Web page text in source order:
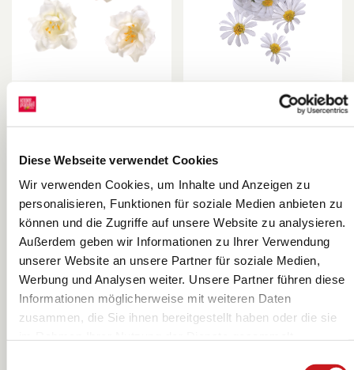
Diese Webseite verwendet Cookies
Wir verwenden Cookies, um Inhalte und Anzeigen zu
personalisieren, Funktionen für soziale Medien anbieten zu
können und die Zugriffe auf unsere Website zu analysieren.
Außerdem geben wir Informationen zu Ihrer Verwendung
unserer Website an unsere Partner für soziale Medien,
Werbung und Analysen weiter. Unsere Partner führen diese
Informationen möglicherweise mit weiteren Daten
zusammen, die Sie ihnen bereitgestellt haben oder die sie
Dekostreu
Blumen „Blüten“
weiß/gelb, 36
Stück
Blumen
40 mm,
weiß/gelb, 25
Stück
End of Live